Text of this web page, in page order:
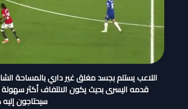
اللاعب يستلم بجسد مغلق غير داري بالمساحة
قدمه اليسرى بحيث يكون الالتفاف أكثر
سيحتاجون